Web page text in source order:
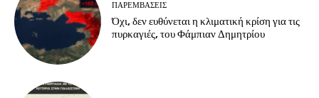
ΠΑΡΕΜΒΑΣΕΙΣ
Όχι, δεν ευθύνεται η κλιματική κρίση για τις
πυρκαγιές, του Φάμπιαν Δημητρίου